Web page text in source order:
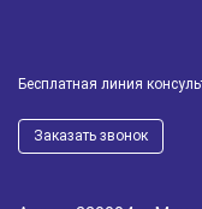
Бесплатная линия
Заказать звонок